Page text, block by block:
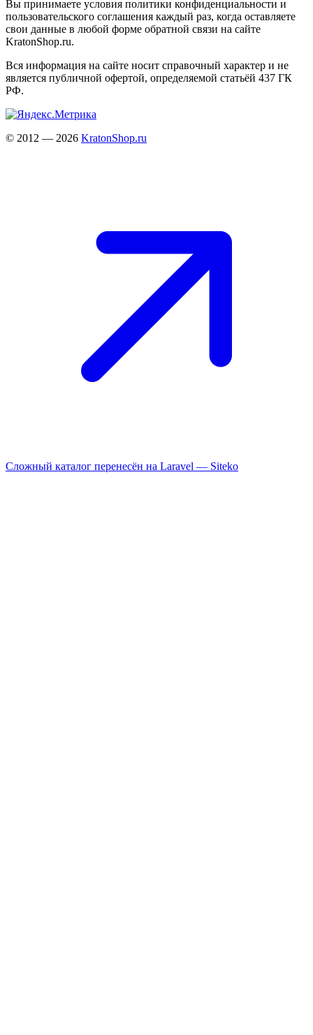
Вы принимаете условия политики конфиденциальности и
пользовательского соглашения каждый раз, когда оставляете
свои данные в любой форме обратной связи на сайте
KratonShop.ru.
Вся информация на сайте носит справочный характер и не
является публичной офертой, определяемой статьёй 437 ГК
РФ.
© 2012 — 2026 KratonShop.ru
Сложный каталог перенесён на Laravel — Siteko